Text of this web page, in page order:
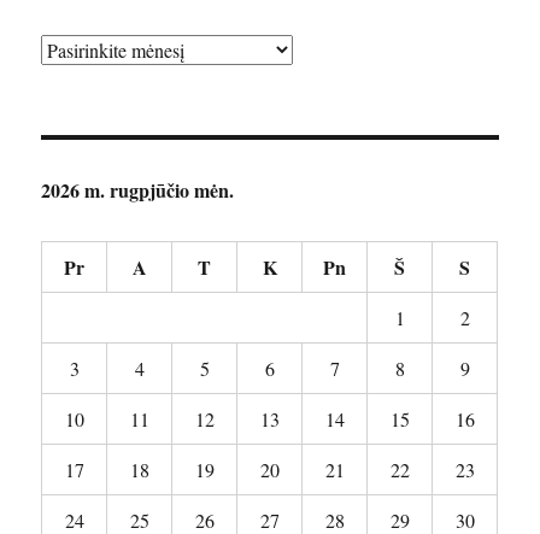
Archyvai
2026 m. rugpjūčio mėn.
Pr A T K Pn Š S
1
2
3
4 5 6 7 8
9
10
11 12 13 14 15
16
17
18 19 20 21 22
23
24
25 26 27 28 29
30